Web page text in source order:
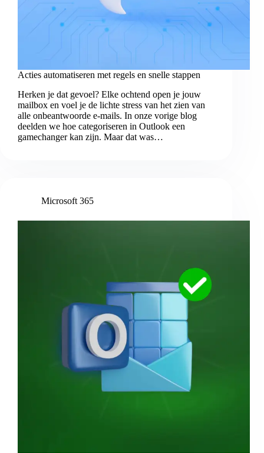
Acties automatiseren met regels en snelle stappen
Herken je dat gevoel? Elke ochtend open je jouw
mailbox en voel je de lichte stress van het zien van
alle onbeantwoorde e-mails. In onze vorige blog
deelden we hoe categoriseren in Outlook een
gamechanger kan zijn. Maar dat was…
Microsoft 365